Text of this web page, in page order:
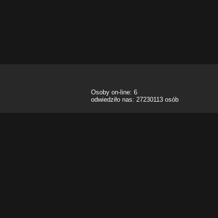
Osoby on-line: 6
odwiedziło nas: 27230113 osób